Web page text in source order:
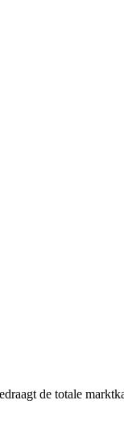
de totale